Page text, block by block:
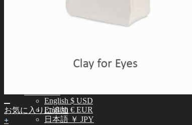
日本語 ￥ JPY
中文 $ USD
日本語 ￥ JPY
English $ USD
English € EUR
日本語 ￥ JPY
お気に入りに追加
+